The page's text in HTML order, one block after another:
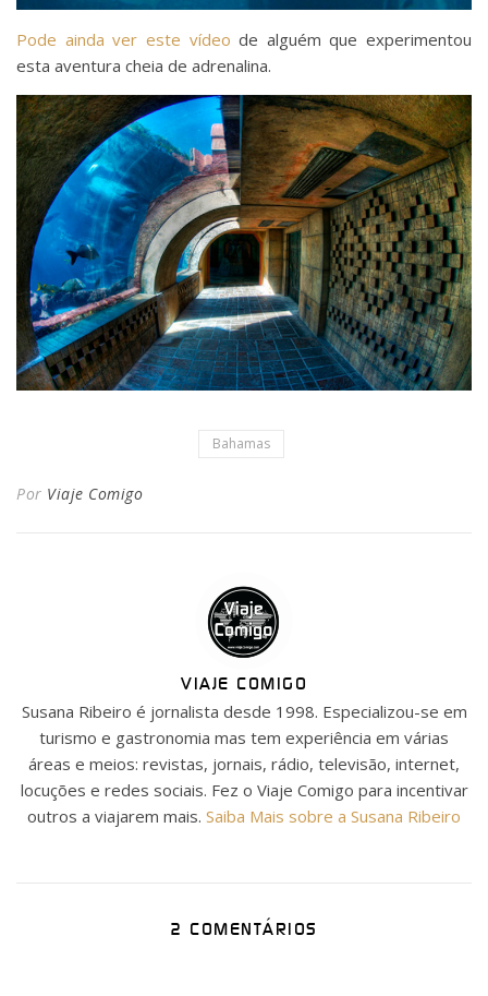
Pode ainda ver este vídeo de alguém que experimentou
esta aventura cheia de adrenalina.
Bahamas
Por Viaje Comigo
VIAJE COMIGO
Susana Ribeiro é jornalista desde 1998. Especializou-se em
turismo e gastronomia mas tem experiência em várias
áreas e meios: revistas, jornais, rádio, televisão, internet,
locuções e redes sociais. Fez o Viaje Comigo para incentivar
outros a viajarem mais. Saiba Mais sobre a Susana Ribeiro
2 COMENTÁRIOS